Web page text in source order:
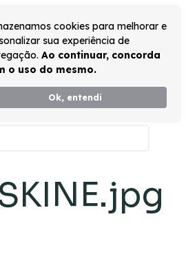
cookies para melhorar e
sua experiência de
Ao continuar, concorda
o uso do mesmo.
Ok, entendi